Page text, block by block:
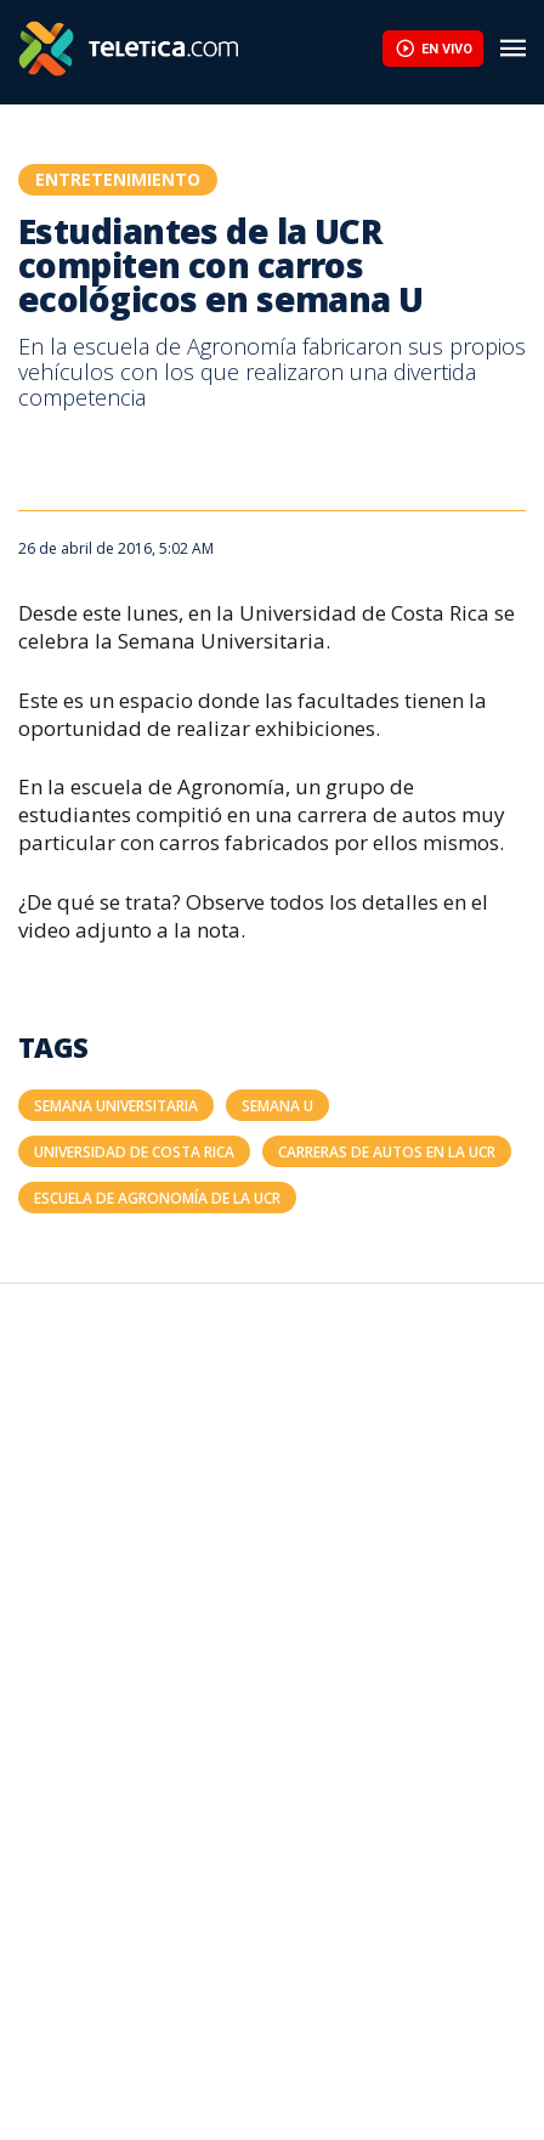
EN VIVO
ENTRETENIMIENTO
Estudiantes de la UCR
compiten con carros
ecológicos en semana U
En la escuela de Agronomía fabricaron sus propios
vehículos con los que realizaron una divertida
competencia
26 de abril de 2016, 5:02 AM
Desde este lunes, en la Universidad de Costa Rica se
celebra la Semana Universitaria.
Este es un espacio donde las facultades tienen la
oportunidad de realizar exhibiciones.
En la escuela de Agronomía, un grupo de
estudiantes compitió en una carrera de autos muy
particular con carros fabricados por ellos mismos.
¿De qué se trata? Observe todos los detalles en el
video adjunto a la nota.
TAGS
SEMANA UNIVERSITARIA SEMANA U
UNIVERSIDAD DE COSTA RICA CARRERAS DE AUTOS EN LA UCR
ESCUELA DE AGRONOMÍA DE LA UCR